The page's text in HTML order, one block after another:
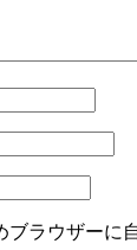
ラウザーに